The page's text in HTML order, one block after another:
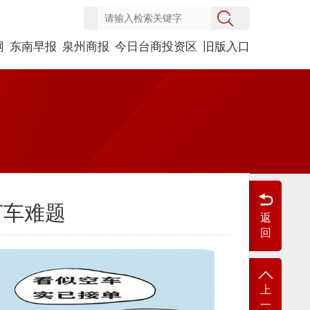
东南早报 泉州商报 今日台商投资区 旧版入口
返
回
上
一
难题